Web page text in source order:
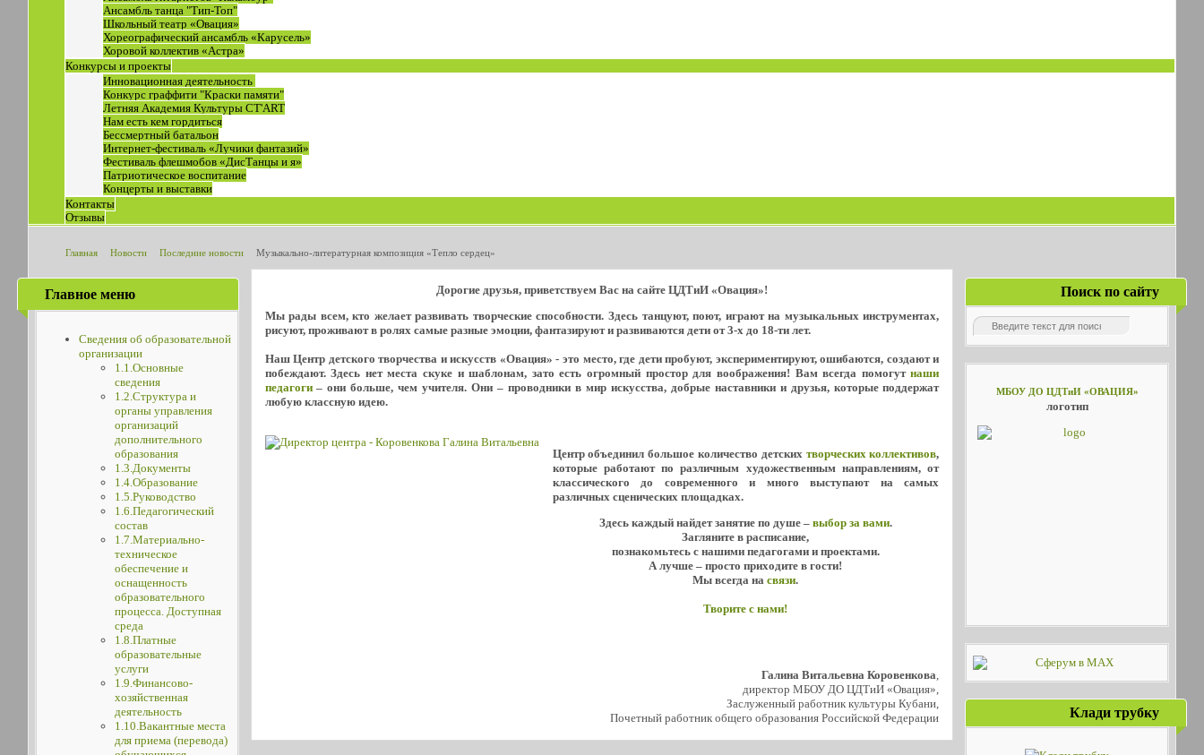
Ансамбль танца "Тип-Топ"
Школьный театр «Овация»
Хореографический ансамбль «Карусель»
Хоровой коллектив «Астра»
Конкурсы и проекты
Инновационная деятельность
Конкурс граффити "Краски памяти"
Летняя Академия Культуры СТ'ART
Нам есть кем гордиться
Бессмертный батальон
Интернет-фестиваль «Лучики фантазий»
Фестиваль флешмобов «ДисТанцы и я»
Патриотическое воспитание
Концерты и выставки
Контакты
Отзывы
Главная Новости Последние новости Музыкально-литературная композиция «Тепло сердец»
Главное меню
Сведения об образовательной
организации
1.1.Основные
сведения
1.2.Структура и
органы управления
организаций
дополнительного
образования
1.3.Документы
1.4.Образование
1.5.Руководство
1.6.Педагогический
состав
1.7.Материально-
техническое
обеспечение и
оснащенность
образовательного
процесса. Доступная
среда
1.8.Платные
образовательные
услуги
1.9.Финансово-
хозяйственная
деятельность
1.10.Вакантные места
для приема (перевода)
Дорогие друзья, приветствуем Вас на сайте ЦДТиИ «Овация»!
Мы рады всем, кто желает развивать творческие способности. Здесь танцуют, поют, играют на музыкальных инструментах,
рисуют, проживают в ролях самые разные эмоции, фантазируют и развиваются дети от 3-х до 18-ти лет.
Наш Центр детского творчества и искусств «Овация» - это место, где дети пробуют, экспериментируют, ошибаются, создают и
побеждают. Здесь нет места скуке и шаблонам, зато есть огромный простор для воображения! Вам всегда помогутнаши
педагоги– они больше, чем учителя. Они – проводники в мир искусства, добрые наставники и друзья, которые поддержат
любую классную идею.
Центр объединил большое количество детских творческих коллективов,
которые работают по различным художественным направлениям, от
классического до современного и много выступают на самых
различных сценических площадках.
Здесь каждый найдет занятие по душе – выбор за вами.
Загляните в расписание,
познакомьтесь с нашими педагогами и проектами.
А лучше – просто приходите в гости!
Мы всегда насвязи.
Творите с нами!
Галина Витальевна Коровенкова,
директор МБОУ ДО ЦДТиИ «Овация»,
Заслуженный работник культуры Кубани,
Почетный работник общего образования Российской Федерации
Поиск по сайту
МБОУ ДО ЦДТиИ «ОВАЦИЯ»
логотип
Клади трубку